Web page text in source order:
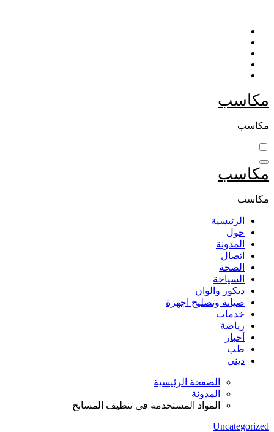
التجاوز
المحتوى
مكاسب
مكاسب
مكاسب
مكاسب
الرئيسية
حول
المدونة
اتصال
الصحة
السياحة
ديكور والوان
صيانة وتصليح اجهزة
خدمات
رياضة
أخبار
طب
ديني
الصفحة الرئيسية
المدونة
المواد المستخدمة فى تنظيف المسابح
Uncategorized